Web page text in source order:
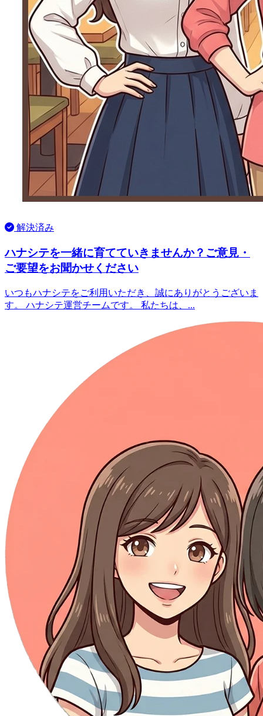
解決済み
ハナシテを一緒に育てていきませんか？ご意見・
ご要望をお聞かせください
いつもハナシテをご利用いただき、誠にありがとうございま
す。 ハナシテ運営チームです。 私たちは、...